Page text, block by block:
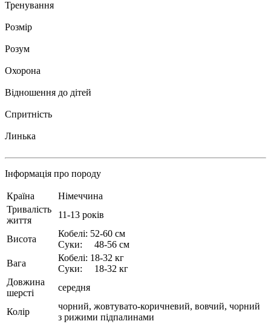
Тренування
Розмір
Розум
Охорона
Відношення до дітей
Спритність
Линька
Інформація про породу
Країна
Німеччина
Тривалість
життя
11-13 років
Висота
Кобелі: 52-60 см
Суки: 48-56 см
Вага
Кобелі: 18-32 кг
Суки: 18-32 кг
Довжина
шерсті
середня
Колір
чорний, жовтувато-коричневий, вовчий, чорний
з рижими підпалинами